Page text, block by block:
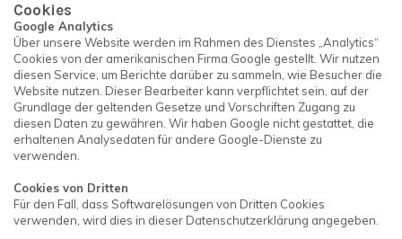
Cookies
Google Analytics
Über unsere Website werden im Rahmen des Dienstes „Analytics“
Cookies von der amerikanischen Firma Google gestellt. Wir nutzen
diesen Service, um Berichte darüber zu sammeln, wie Besucher die
Website nutzen. Dieser Bearbeiter kann verpflichtet sein, auf der
Grundlage der geltenden Gesetze und Vorschriften Zugang zu
diesen Daten zu gewähren. Wir haben Google nicht gestattet, die
erhaltenen Analysedaten für andere Google-Dienste zu
verwenden.
Cookies von Dritten
Für den Fall, dass Softwarelösungen von Dritten Cookies
verwenden, wird dies in dieser Datenschutzerklärung angegeben.